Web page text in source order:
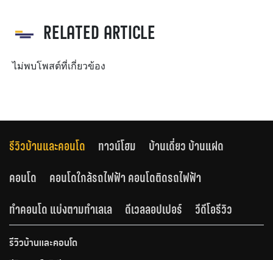
RELATED ARTICLE
ไม่พบโพสต์ที่เกี่ยวข้อง
รีวิวบ้านและคอนโด ทาวน์โฮม
บ้านเดี่ยว บ้านแฝด
คอนโด
คอนโดใกล้รถไฟฟ้า คอนโดติดรถไฟฟ้า
ทำคอนโด แบ่งตามทำเลเล
ดีเวลลอปเปอร์ วีดีโอรีวิว
รีวิวบ้านและคอนโด